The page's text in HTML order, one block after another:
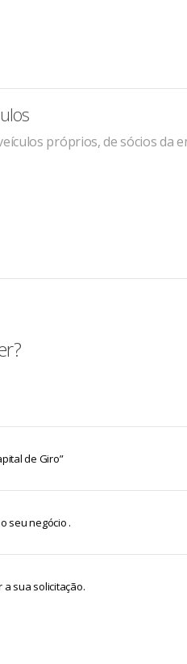
próprios, de sócios da
de Giro”
seu negócio .
sua solicitação.